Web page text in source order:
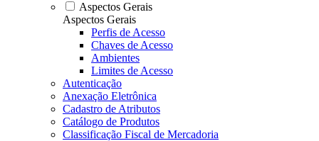
Aspectos Gerais
Aspectos Gerais
Perfis de Acesso
Chaves de Acesso
Ambientes
Limites de Acesso
Autenticação
Anexação Eletrônica
Cadastro de Atributos
Catálogo de Produtos
Classificação Fiscal de Mercadoria